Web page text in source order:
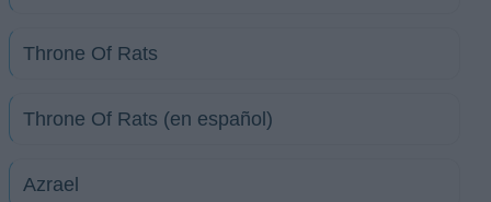
Throne Of Rats
Throne Of Rats (en español)
Azrael